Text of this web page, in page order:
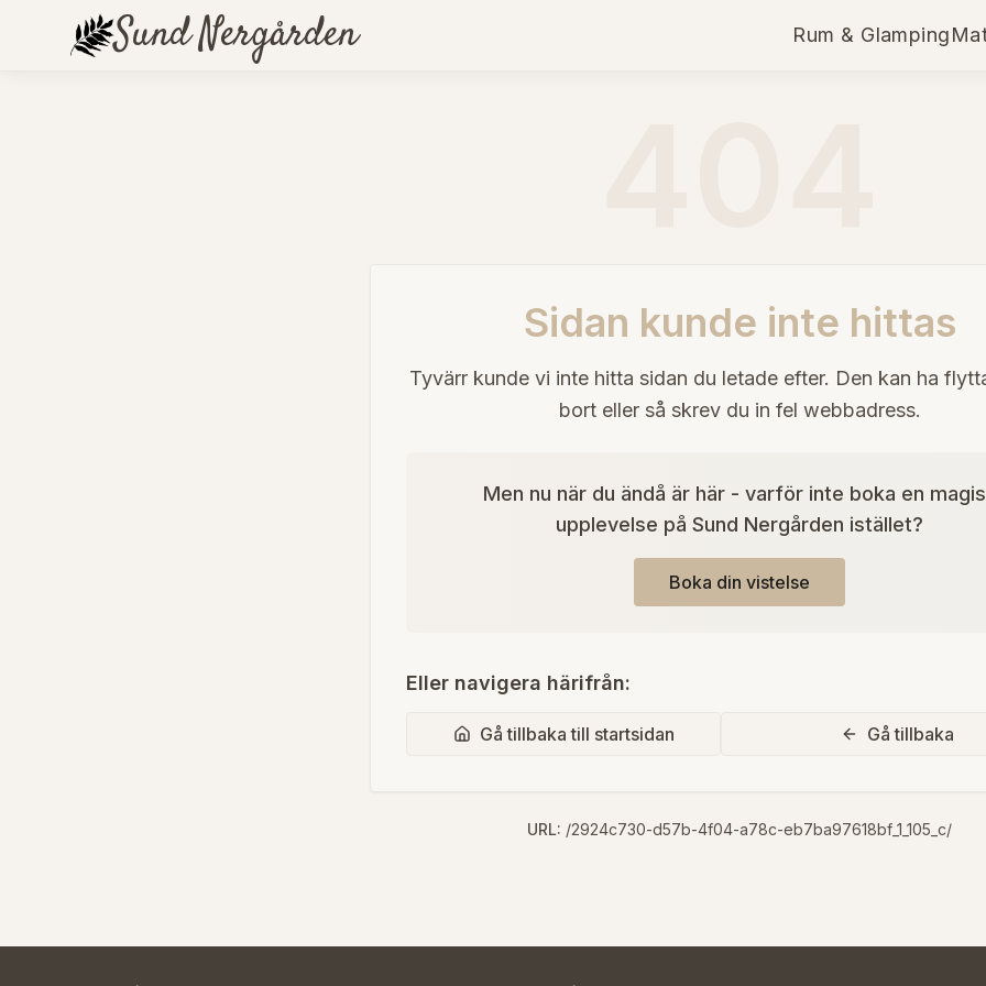
SundNergården Rum & Glamping
Sidan kunde inte hittas
Tyvärr kunde vi inte hitta sidan du letade efter. Den kan ha
bort eller så skrev du in fel webbadress.
Men nu när du ändå är här - varför inte boka en
upplevelse på Sund Nergården istället?
Boka din vistelse
Eller navigera härifrån:
Gå tillbaka till startsidan Gå tillbaka
URL: /2924c730-d57b-4f04-a78c-eb7ba97618bf_1_105_c/